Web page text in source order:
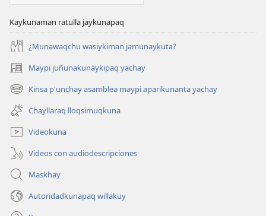
Kaykunaman ratulla jaykunapaq
¿Munawaqchu wasiykiman jamunaykuta?
Maypi juñunakunaykipaq yachay
(abre
una
nueva
ventana)
Kinsa p'unchay asamblea maypi aparikunanta yachay
(abre
una
nueva
ventana)
Chayllaraq lloqsimuqkuna
Videokuna
Videos con audiodescripciones
Maskhay
Autoridadkunapaq willakuy